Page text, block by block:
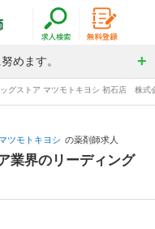
めます。
ッグストア マツモトキヨシ 初石店 株式
ツモトキヨシ の薬剤師求人
業界のリーディング